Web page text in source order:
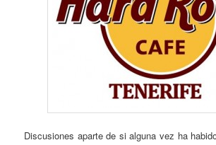
Discusiones aparte de si alguna vez ha